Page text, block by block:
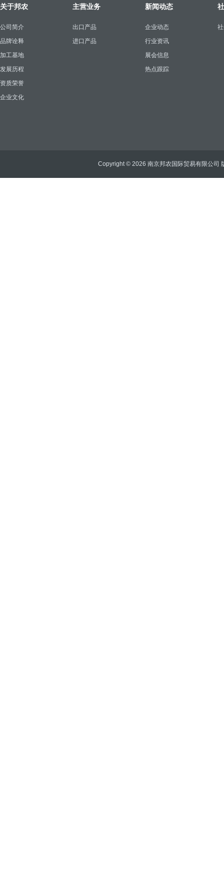
关于邦农
公司简介
品牌诠释
加工基地
发展历程
资质荣誉
企业文化
主营业务
出口产品
进口产品
新闻动态
企业动态
行业资讯
展会信息
热点跟踪
Copyright © 2026 南京邦农国际贸易有限公司